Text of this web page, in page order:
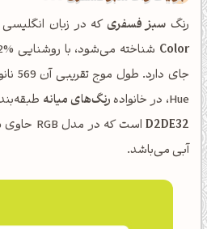
رنگ سبز فسفریکه در زبان انگلیسی
Color
Hue، در خانواده
رنگ‌های میانه
D2DE32
آبی می‌باشد.